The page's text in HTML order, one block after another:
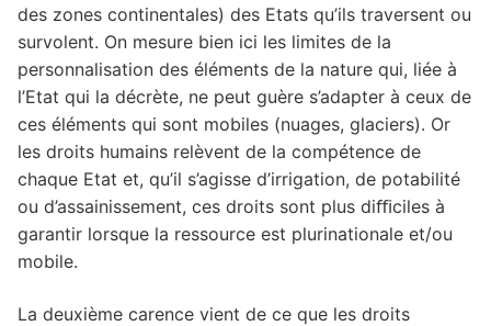
des zones continentales) des Etats qu’ils traversent ou
survolent. On mesure bien ici les limites de la
personnalisation des éléments de la nature qui, liée à
l’Etat qui la décrète, ne peut guère s’adapter à ceux de
ces éléments qui sont mobiles (nuages, glaciers). Or
les droits humains relèvent de la compétence de
chaque Etat et, qu’il s’agisse d’irrigation, de potabilité
ou d’assainissement, ces droits sont plus diﬃciles à
garantir lorsque la ressource est plurinationale et/ou
mobile.
La deuxième carence vient de ce que les droits